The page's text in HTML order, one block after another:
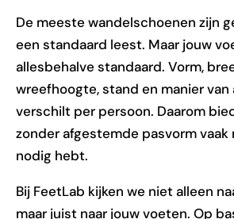
De meeste wandelschoenen zijn
een standaard leest. Maar jouw
allesbehalve standaard. Vorm,
wreefhoogte, stand en manier
verschilt per persoon. Daarom
zonder afgestemde pasvorm
nodig hebt.
Bij FeetLab kijken we niet alleen
maar juist naar jouw voeten. Op